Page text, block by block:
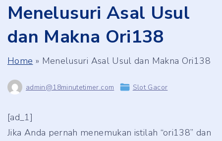
Menelusuri Asal Usul
dan Makna Ori138
Home » Menelusuri Asal Usul dan Makna Ori138
admin@18minutetimer.com Slot Gacor
[ad_1]
Jika Anda pernah menemukan istilah “ori138” dan